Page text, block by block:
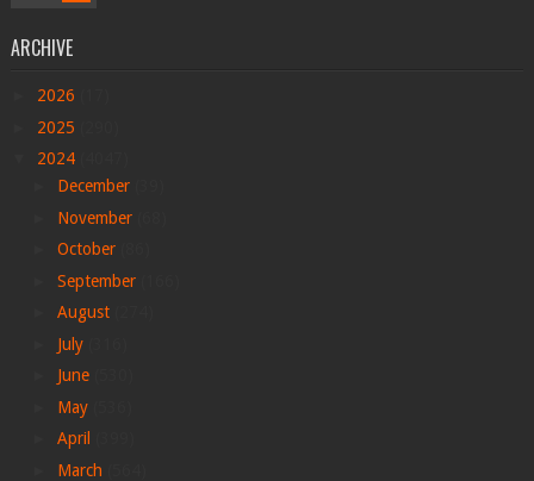
ARCHIVE
2026
2025
2024
December
November
October
September
August
July
June
May
April
March